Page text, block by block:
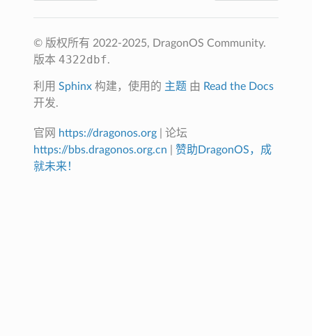
© 版权所有 2022-2025, DragonOS Community.
版本4322dbf.
利用Sphinx 构建，使用的 主题 由 Read the Docs
开发.
官网 https://dragonos.org | 论坛
https://bbs.dragonos.org.cn
赞助DragonOS，成
就未来！